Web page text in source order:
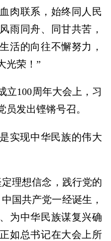
肉联系，始终同人民
雨同舟、同甘共苦，
活的向往不懈努力，
光荣！”
立100周年大会上，习
发出铿锵号召。
实现中华民族的伟大
理想信念，践行党的
国共产党一经诞生，
为中华民族谋复兴确
如总书记在大会上所